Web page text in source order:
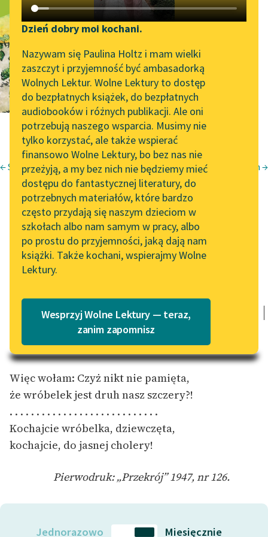
Katalog DAISY
Podkasty o książkach
Zgłoś brak utworu
Aktualności
Zapraszamy na spotkanie
online z tłumaczkami
literatury skandynawskiej
Spotkanie z Katarzyną
Tunkiel w Oslo
Wolne Lektury na 32.
Pol’and’Rock Festivalu
„Kochanek Lady
Chatterley” do słuchania
na Wolnych Lekturach
Nowy audiobook –
„Marzenie o Oriencie”
Lektury szkolne i klasyka
literatury do słuchania dla
uczennic i uczniów z
niepełnosprawnościami
E-kolekcja lektur
szkolnych i literatury do
słuchania dla uczennic i
niepełnosprawnościami
Feministyczne inspiracje.
skandynawskiej literatury
Narzędzia
Mapa Wolnych Lektur
Leśmianator
Przewodnik dla piszących i
czytających
API
OAI-PMH
Widget Wolnych Lektur
Przypisy
Katalog w formacie PDF
Dzień dobry moi kochani.
Nazywam się Paulina Holtz i mam wielki
zaszczyt i przyjemność być ambasadorką
Wolnych Lektur. Wolne Lektury to dostęp
do bezpłatnych książek, do bezpłatnych
audiobooków i różnych publikacji. Ale oni
potrzebują naszego wsparcia. Musimy nie
tylko korzystać, ale także wspierać
finansowo Wolne Lektury, bo bez nas nie
przeżyją, a my bez nich nie będziemy mieć
dostępu do fantastycznej literatury, do
potrzebnych materiałów, które bardzo
często przydają się naszym dzieciom w
szkołach albo nam samym w pracy, albo
po prostu do przyjemności, jaką dają nam
książki. Także kochani, wspierajmy Wolne
Lektury.
Wesprzyj Wolne Lektury — teraz,
zanim zapomnisz
O wróbelku
Ballada o trzęsących się portkach →
← Skumbrie w tomacie
Konstanty Ildefons Gałczyński
O wróbelku
wróbelek istotka niewielka,
on brzydką stonogę pochłania,
lecz nikt nie popiera wróbelka.
Więc wołam: Czyż nikt nie pamięta,
że wróbelek jest druh nasz szczery?!
. . . . . . . . . . . . . . . . . . . . . . . . . . . .
Kochajcie wróbelka, dziewczęta,
kochajcie, do jasnej cholery!
Pierwodruk: „Przekrój” 1947, nr 126.
Jednorazowo Miesięcznie